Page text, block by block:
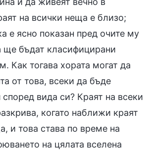
на всички неща е близо;
е ясно показан пред очите му
ще бъдат класифицирани
Как тогава хората могат да
от това, всеки да бъде
вида си? Краят на всеки
когато наближи краят
и това става по време на
на цялата вселена